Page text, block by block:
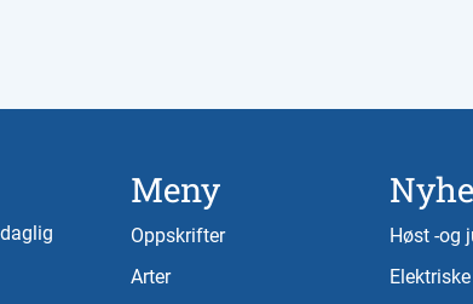
Meny
Oppskrifter
Arter
Høst -og